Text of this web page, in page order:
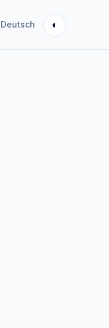
Deutsch ◐